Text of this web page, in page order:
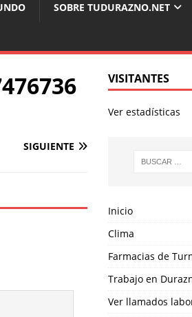
SOBRE TUDURAZNO.NET
SIGUIENTE
VISITANTES
Ver estadísticas
Inicio
Clima
Farmacias de
Trabajo en
Ver llamados